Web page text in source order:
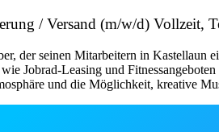
/ Versand (m/w/d) Vollzeit,
der seinen Mitarbeitern in Kastellaun
Jobrad-Leasing und
und die Möglichkeit, kreative